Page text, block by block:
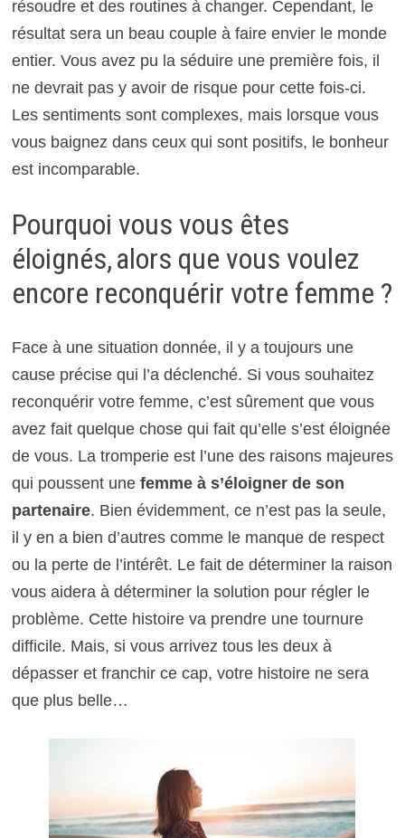
résoudre et des routines à changer. Cependant, le
résultat sera un beau couple à faire envier le monde
entier. Vous avez pu la séduire une première fois, il
ne devrait pas y avoir de risque pour cette fois-ci.
Les sentiments sont complexes, mais lorsque vous
vous baignez dans ceux qui sont positifs, le bonheur
est incomparable.
Pourquoi vous vous êtes
éloignés, alors que vous voulez
encore reconquérir votre femme ?
Face à une situation donnée, il y a toujours une
cause précise qui l’a déclenché. Si vous souhaitez
reconquérir votre femme, c’est sûrement que vous
avez fait quelque chose qui fait qu’elle s’est éloignée
de vous. La tromperie est l’une des raisons majeures
qui poussent une femme à s’éloigner de son
partenaire. Bien évidemment, ce n’est pas la seule,
il y en a bien d’autres comme le manque de respect
ou la perte de l’intérêt. Le fait de déterminer la raison
vous aidera à déterminer la solution pour régler le
problème. Cette histoire va prendre une tournure
difficile. Mais, si vous arrivez tous les deux à
dépasser et franchir ce cap, votre histoire ne sera
que plus belle…